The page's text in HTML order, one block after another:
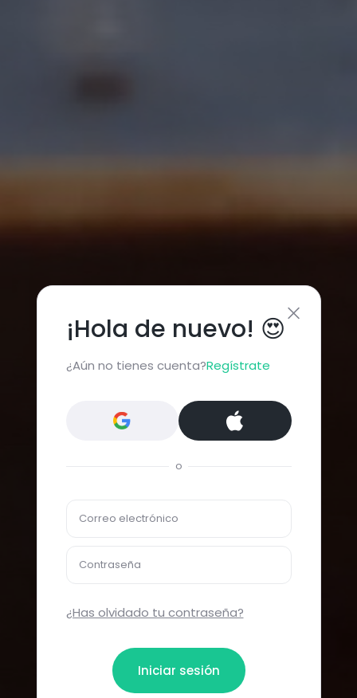
¡Hola de nuevo! 😍
¿Aún no tienes cuenta?Regístrate
o
Correo electrónico
Contraseña
¿Has olvidado tu contraseña?
Iniciar sesión